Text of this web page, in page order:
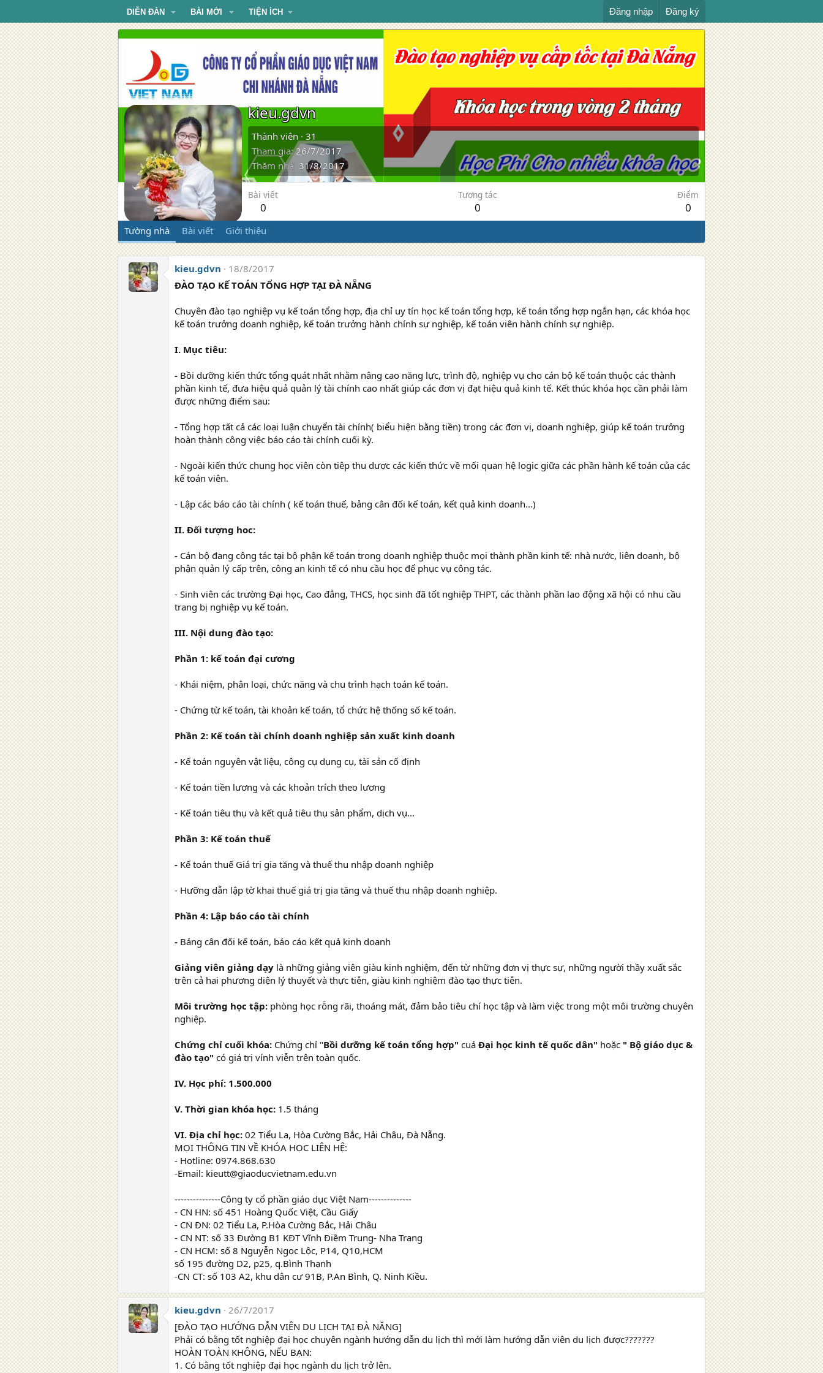
DIỄN ĐÀN BÀI MỚI TIỆN ÍCH Đăng nhập Đăng ký
kieu.gdvn
Thành viên · 31
Tham gia 26/7/2017
Thăm nhà 31/8/2017
Bài viết
0
Tương tác
0
Điểm
0
Tường nhà Bài viết Giới thiệu
kieu.gdvn
18/8/2017
ĐÀO TẠO KẾ TOÁN TỔNG HỢP TẠI ĐÀ NẴNG
Chuyên đào tạo nghiệp vụ kế toán tổng hợp, địa chỉ uy tín học kế toán tổng hợp, kế toán tổng hợp ngắn hạn, các khóa học
kế toán trưởng doanh nghiệp, kế toán trưởng hành chính sự nghiệp, kế toán viên hành chính sự nghiệp.
I. Mục tiêu:
- Bồi dưỡng kiến thức tổng quát nhất nhằm nâng cao năng lực, trình độ, nghiệp vụ cho cán bộ kế toán thuộc các thành
phần kinh tế, đưa hiệu quả quản lý tài chính cao nhất giúp các đơn vị đạt hiệu quả kinh tế. Kết thúc khóa học cần phải làm
được những điểm sau:
- Tổng hợp tất cả các loại luận chuyển tài chính( biểu hiện bằng tiền) trong các đơn vị, doanh nghiệp, giúp kế toán trưởng
hoàn thành công việc báo cáo tài chính cuối kỳ.
- Ngoài kiến thức chung học viên còn tiêp thu dược các kiến thức về mối quan hệ logic giữa các phần hành kế toán của các
kế toán viên.
- Lập các báo cáo tài chính ( kế toán thuế, bảng cân đối kế toán, kết quả kinh doanh...)
II. Đối tượng hoc:
- Cán bộ đang công tác tại bộ phận kế toán trong doanh nghiệp thuộc mọi thành phần kinh tế: nhà nước, liên doanh, bộ
phận quản lý cấp trên, công an kinh tế có nhu cầu học để phục vụ công tác.
- Sinh viên các trường Đại học, Cao đẳng, THCS, học sinh đã tốt nghiệp THPT, các thành phần lao động xã hội có nhu cầu
trang bị nghiệp vụ kế toán.
III. Nội dung đào tạo:
Phần 1: kế toán đại cương
- Khái niệm, phân loại, chức năng và chu trình hạch toán kế toán.
- Chứng từ kế toán, tài khoản kế toán, tổ chức hệ thống số kế toán.
Phần 2: Kế toán tài chính doanh nghiệp sản xuất kinh doanh
- Kế toán nguyên vật liệu, công cụ dụng cụ, tài sản cố định
- Kế toán tiền lương và các khoản trích theo lương
- Kế toán tiêu thụ và kết quả tiêu thụ sản phẩm, dịch vụ...
Phần 3: Kế toán thuế
- Kế toán thuế Giá trị gia tăng và thuế thu nhập doanh nghiệp
- Hưỡng dẫn lập tờ khai thuế giá trị gia tăng và thuế thu nhập doanh nghiệp.
Phần 4: Lập báo cáo tài chính
- Bảng cân đối kế toán, báo cáo kết quả kinh doanh
Giảng viên giảng dạy là những giảng viên giàu kinh nghiệm, đến từ những đơn vị thực sự, những người thầy xuất sắc
trên cả hai phương diện lý thuyết và thực tiễn, giàu kinh nghiệm đào tạo thực tiễn.
Môi trường học tập: phòng học rỗng rãi, thoáng mát, đảm bảo tiêu chí học tập và làm việc trong một môi trường chuyên
nghiệp.
Chứng chỉ cuối khóa: Chứng chỉ "Bồi dưỡng kế toán tổng hợp" cuả Đại học kinh tế quốc dân" hoặc " Bộ giáo dục &
đào tạo" có giá trị vính viễn trên toàn quốc.
IV. Học phí: 1.500.000
V. Thời gian khóa học: 1.5 tháng
VI. Địa chỉ học: 02 Tiểu La, Hòa Cường Bắc, Hải Châu, Đà Nẵng.
MỌI THÔNG TIN VỀ KHÓA HỌC LIÊN HỆ:
- Hotline: 0974.868.630
-Email: kieutt@giaoducvietnam.edu.vn
---------------Công ty cổ phần giáo dục Việt Nam--------------
- CN HN: số 451 Hoàng Quốc Việt, Cầu Giấy
- CN ĐN: 02 Tiểu La, P.Hòa Cường Bắc, Hải Châu
- CN NT: số 33 Đường B1 KĐT Vĩnh Điềm Trung- Nha Trang
- CN HCM: số 8 Nguyễn Ngọc Lộc, P14, Q10,HCM
số 195 đường D2, p25, q.Bình Thạnh
-CN CT: số 103 A2, khu dân cư 91B, P.An Bình, Q. Ninh Kiều.
kieu.gdvn
26/7/2017
[ĐÀO TẠO HƯỚNG DẪN VIÊN DU LỊCH TẠI ĐÀ NĂNG]
Phải có bằng tốt nghiệp đại học chuyên ngành hướng dẫn du lịch thì mới làm hướng dẫn viên du lịch được???????
HOÀN TOÀN KHÔNG, NẾU BẠN:
1. Có bằng tốt nghiệp đại học ngành du lịch trở lên.